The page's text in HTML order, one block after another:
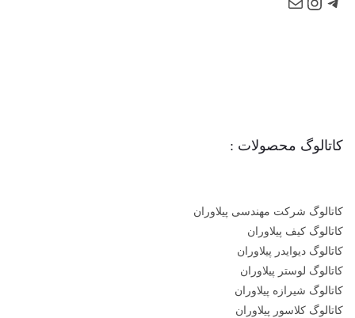
کاتالوگ محصولات :
کاتالوگ شرکت مهندسی پیلاوران
کاتالوگ کیف پیلاوران
کاتالوگ دیوایدر پیلاوران
کاتالوگ لوستر پیلاوران
کاتالوگ شیرازه پیلاوران
کاتالوگ کلاسور پیلاوران